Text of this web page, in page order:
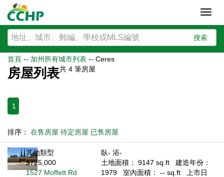
搜索
首頁 -- 加州所有城市列表 -- Ceres
房屋列表共 4 筆房屋
1
排序： 在售房屋 待定房屋 已售房屋
其他類型
$725,000
1527 Moffett Rd
臥- 浴-
土地面積： 9147 sq.ft
建造年份：
1979
室內面積： -- sq.ft
上市日